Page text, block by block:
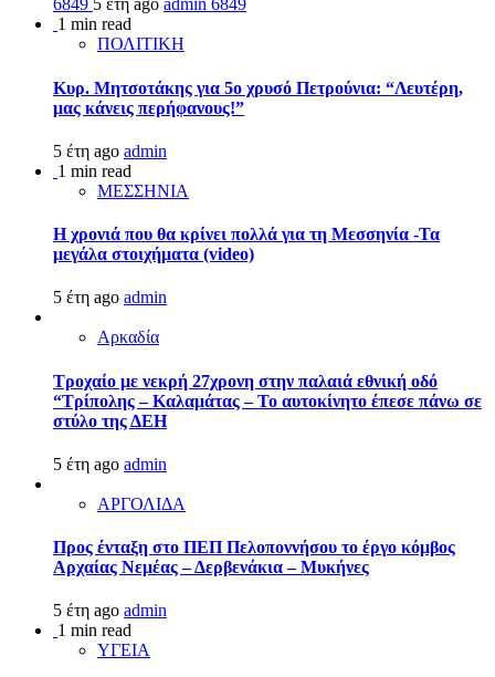
6849 5 έτη ago admin 6849
1 min read
ΠΟΛΙΤΙΚΗ
Κυρ. Μητσοτάκης για 5ο χρυσό Πετρούνια: “Λευτέρη,
μας κάνεις περήφανους!”
5 έτη ago admin
1 min read
ΜΕΣΣΗΝΙΑ
Η χρονιά που θα κρίνει πολλά για τη Μεσσηνία -Τα
μεγάλα στοιχήματα (video)
5 έτη ago admin
Αρκαδία
Τροχαίο με νεκρή 27χρονη στην παλαιά εθνική οδό
“Τρίπολης – Καλαμάτας – Το αυτοκίνητο έπεσε πάνω σε
στύλο της ΔΕΗ
5 έτη ago admin
ΑΡΓΟΛΙΔΑ
Προς ένταξη στο ΠΕΠ Πελοποννήσου το έργο κόμβος
Αρχαίας Νεμέας – Δερβενάκια – Μυκήνες
5 έτη ago admin
1 min read
ΥΓΕΙΑ